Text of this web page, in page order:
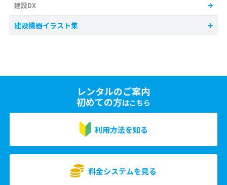
建設DX
建設機器イラスト集
レンタルのご案内
初めての方はこちら
利用方法を知る
料金システムを見る